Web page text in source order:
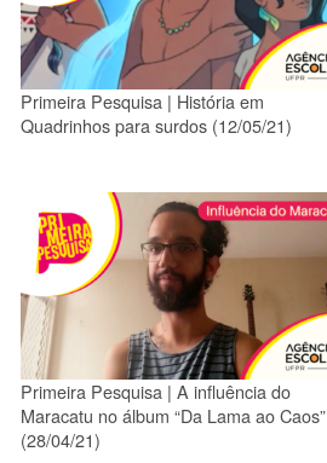
Primeira Pesquisa | História em
Quadrinhos para surdos (12/05/21)
Primeira Pesquisa | A influência do
Maracatu no álbum “Da Lama ao Caos”
(28/04/21)